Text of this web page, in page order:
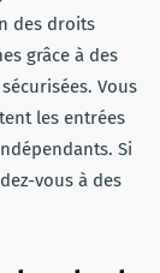
des droits
grâce à des
Vous
les entrées
Si
vous à des